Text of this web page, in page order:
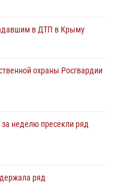
задержали нетрезвого
ряд
в ДТП в Крыму
охраны Росгвардии
неделю пресекли ряд
ряд